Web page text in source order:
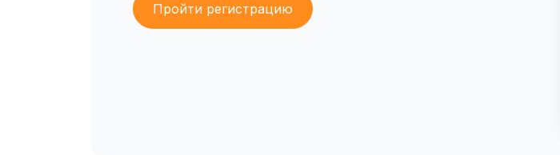
Пройти регистрацию